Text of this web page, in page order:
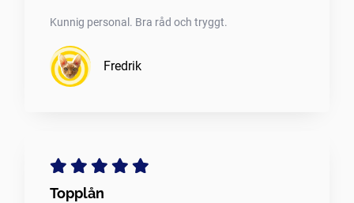
Kunnig personal. Bra råd och tryggt.
Fredrik
Topplån